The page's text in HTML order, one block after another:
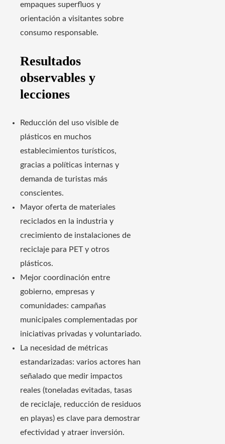
empaques superfluos y
orientación a visitantes sobre
consumo responsable.
Resultados
observables y
lecciones
Reducción del uso visible de
plásticos en muchos
establecimientos turísticos,
gracias a políticas internas y
demanda de turistas más
conscientes.
Mayor oferta de materiales
reciclados en la industria y
crecimiento de instalaciones de
reciclaje para PET y otros
plásticos.
Mejor coordinación entre
gobierno, empresas y
comunidades: campañas
municipales complementadas por
iniciativas privadas y voluntariado.
La necesidad de métricas
estandarizadas: varios actores han
señalado que medir impactos
reales (toneladas evitadas, tasas
de reciclaje, reducción de residuos
en playas) es clave para demostrar
efectividad y atraer inversión.